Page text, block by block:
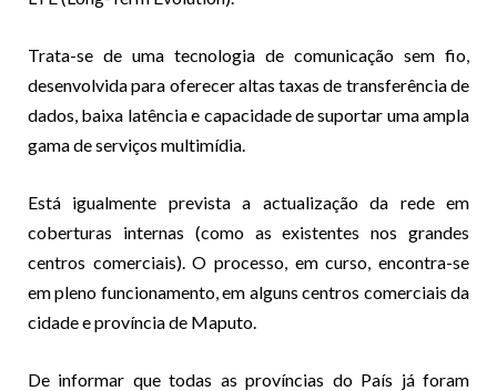
Trata-se de uma tecnologia de comunicação sem fio,
desenvolvida para oferecer altas taxas de transferência de
dados, baixa latência e capacidade de suportar uma ampla
gama de serviços multimídia.
Está igualmente prevista a actualização da rede em
coberturas internas (como as existentes nos grandes
centros comerciais). O processo, em curso, encontra-se
em pleno funcionamento, em alguns centros comerciais da
cidade e província de Maputo.
De informar que todas as províncias do País já foram